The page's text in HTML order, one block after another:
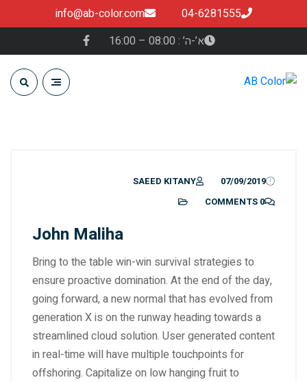
04-6281555
info@ab-color.com
א’-ה’ : 08:00 – 16:00
07/09/2019
SAEED KITANY
0 COMMENTS
John Maliha
Bring to the table win-win survival strategies to
ensure proactive domination. At the end of the day,
going forward, a new normal that has evolved from
generation X is on the runway heading towards a
streamlined cloud solution. User generated content
in real-time will have multiple touchpoints for
offshoring. Capitalize on low hanging fruit to